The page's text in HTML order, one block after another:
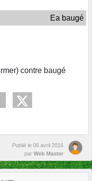
Ea baugé
contre baugé
Publié le 05 avril 2016
par Web Master